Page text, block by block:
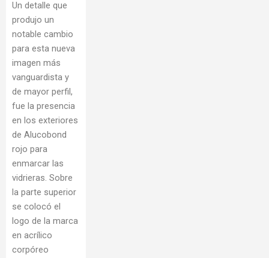
Un detalle que
produjo un
notable cambio
para esta nueva
imagen más
vanguardista y
de mayor perfil,
fue la presencia
en los exteriores
de Alucobond
rojo para
enmarcar las
vidrieras. Sobre
la parte superior
se colocó el
logo de la marca
en acrílico
corpóreo